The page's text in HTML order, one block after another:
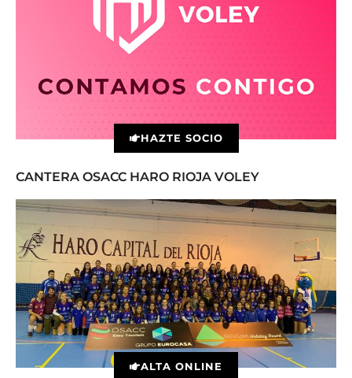
HAZTE SOCIO
CANTERA OSACC HARO RIOJA VOLEY
ALTA ONLINE